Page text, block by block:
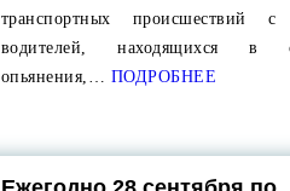
транспортных происшествий с
водителей, находящихся в
опьянения,… ПОДРОБНЕЕ